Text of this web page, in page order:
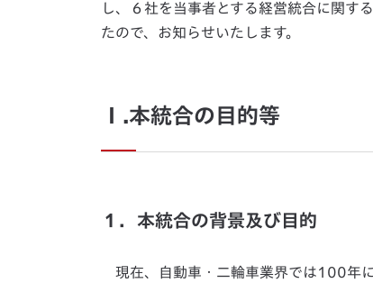
し、６社を当事者とする経営統合に関す
たので、お知らせいたします。
Ⅰ.本統合の目的等
１．本統合の背景及び目的
現在、自動車・二輪車業界では100年